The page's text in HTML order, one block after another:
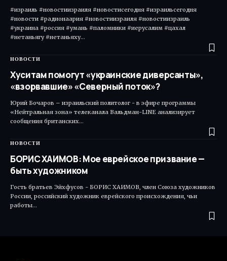
#израиль #новостиизраиля #новостисегодня #израильсегодня
#новости #радионаария #новостиизраиля #новостиизраиль
#украина #россия #умань #паломники #иерусалим #цахал
#нетаньягу #нетаньяху…
НОВОСТИ
Хуситам помогут «украинские диверсанты»,
«взорвавшие» «Северный поток»?
Юрий Бочаров – израильский политолог - в эфире программы
«Нейтральная зона» телеканала Вальдман-LINE анализирует
сообщения британских…
НОВОСТИ
БОРИС ХАИМОВ: Мое еврейское призвание —
быть художником
Гость братьев Эйхфусов - БОРИС ХАИМОВ, член Союза художников
России, российский художник еврейского происхождения, чьи
работы…